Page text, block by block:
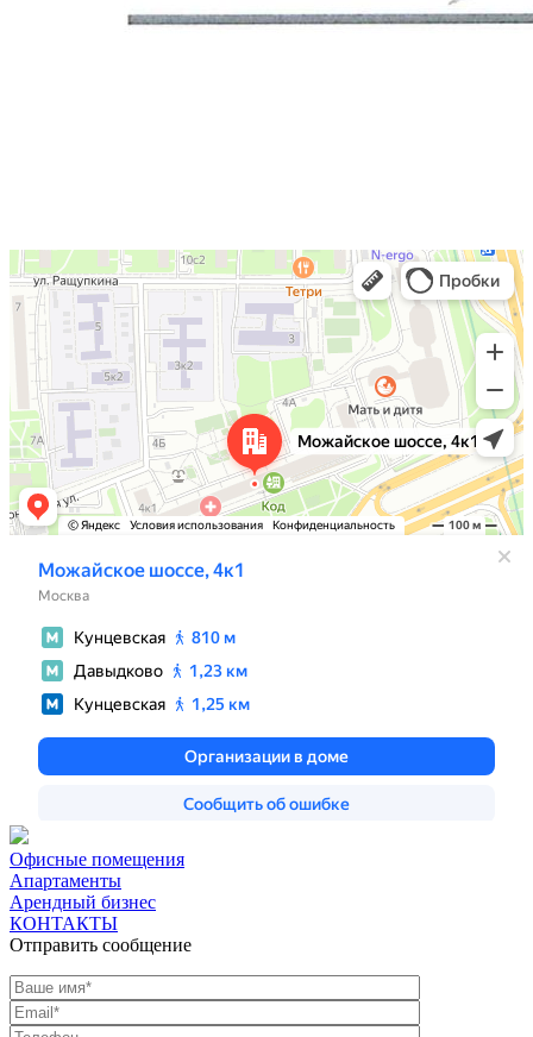
Офисные помещения
Апартаменты
Арендный бизнес
КОНТАКТЫ
Отправить сообщение